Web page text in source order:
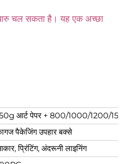
चल सकता है। यह एक अच्छा
आर्ट पेपर + 800/1000/1200/1500g
पैकेजिंग उपहार बक्से
प्रिंटिंग, अंदरूनी लाइनिंग